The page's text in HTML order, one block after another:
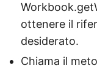
ottenere il
desiderato.
Chiama il